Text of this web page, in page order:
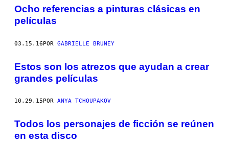
Ocho referencias a pinturas clásicas en
películas
03.15.16POR GABRIELLE BRUNEY
Estos son los atrezos que ayudan a crear
grandes películas
10.29.15 POR ANYA TCHOUPAKOV
Todos los personajes de ficción se reúnen
en esta disco